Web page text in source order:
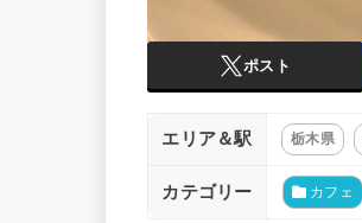
ポスト
エリア＆駅 栃木県
カテゴリー カフェ